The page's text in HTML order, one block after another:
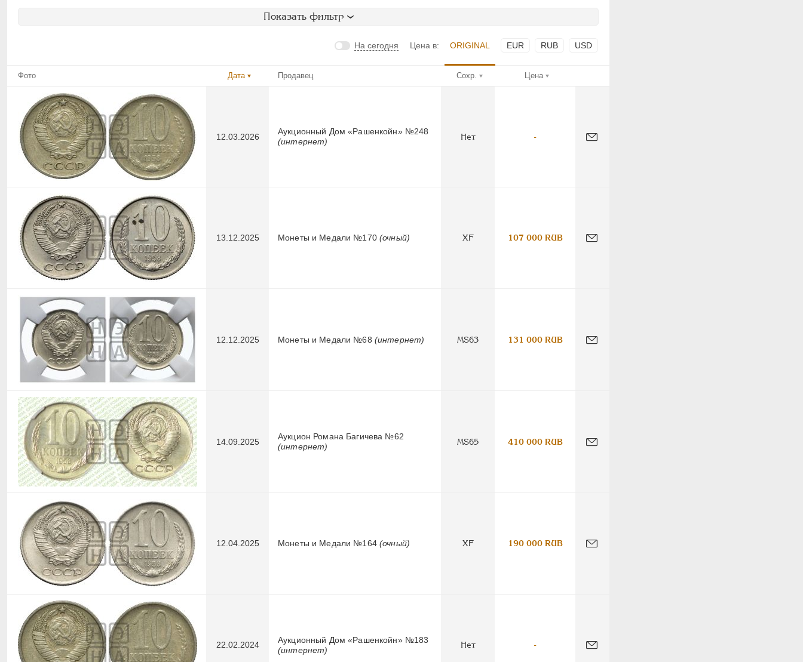
Показать фильтр
На сегодня Цена в: ORIGINAL EUR RUB USD
Фото Дата Продавец Сохр. Цена
12.03.2026
Аукционный Дом «Рашенкойн» №248
(интернет)
Нет -
13.12.2025 Монеты и Медали №170 (очный) XF 107 000 RUB
12.12.2025 Монеты и Медали №68 (интернет) MS63 131 000 RUB
14.09.2025
Аукцион Романа Багичева №62
(интернет)
MS65 410 000 RUB
12.04.2025 Монеты и Медали №164 (очный) XF 190 000 RUB
22.02.2024
Аукционный Дом «Рашенкойн» №183
(интернет)
Нет -